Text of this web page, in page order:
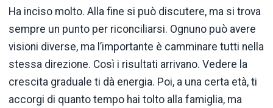
Ha inciso molto. Alla fine si può discutere, ma si trova
sempre un punto per riconciliarsi. Ognuno può avere
visioni diverse, ma l’importante è camminare tutti nella
stessa direzione. Così i risultati arrivano. Vedere la
crescita graduale ti dà energia. Poi, a una certa età, ti
accorgi di quanto tempo hai tolto alla famiglia, ma